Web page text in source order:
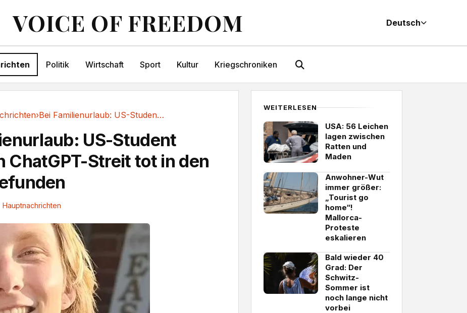
VOICE OF FREEDOM Deutsch
Politik Wirtschaft Sport Kultur Kriegschroniken
› Bei Familienurlaub: US-Student (20) nach...
US-Student
ChatGPT-Streit tot in den
Hauptnachrichten
WEITERLESEN
USA: 56 Leichen
lagen zwischen
Ratten und
Maden
Anwohner-Wut
immer größer:
„Tourist go
home“!
Mallorca-
Proteste
eskalieren
Bald wieder 40
Grad: Der
Schwitz-
Sommer ist
noch lange nicht
vorbei